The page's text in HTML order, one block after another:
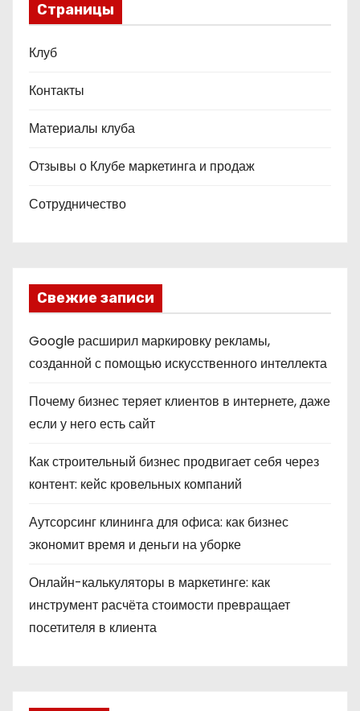
Страницы
Клуб
Контакты
Материалы клуба
Отзывы о Клубе маркетинга и продаж
Сотрудничество
Свежие записи
Google расширил маркировку рекламы,
созданной с помощью искусственного интеллекта
Почему бизнес теряет клиентов в интернете, даже
если у него есть сайт
Как строительный бизнес продвигает себя через
контент: кейс кровельных компаний
Аутсорсинг клининга для офиса: как бизнес
экономит время и деньги на уборке
Онлайн-калькуляторы в маркетинге: как
инструмент расчёта стоимости превращает
посетителя в клиента